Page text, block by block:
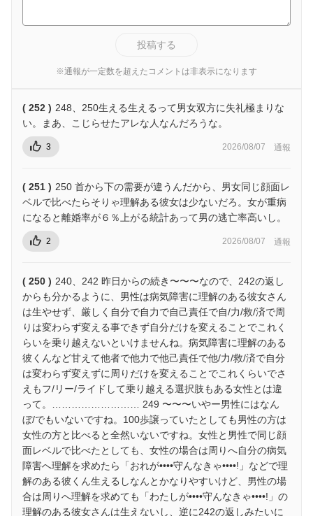
投稿する
※通報が一定数を超えたコメントは非表示になります
( 252 ) 248、250生える生えるって男女双方に失礼極まりな
い。まあ、こじらせたアレな人なんだろうな。
3 2026/08/07 通報
( 251 ) 250 首から下の需要が違うんだから、男女同じ顔面レ
ベルで比べたらそりゃ理解ある彼女は少ないだろ。女が重病
になると離婚率が６％上がる統計あって男の逃亡率高いし。
2 2026/08/07 通報
( 250 ) 240、242 昨日からの続き〜〜〜なので、242の返し
からも分かるように、男性は病気障害に理解のある彼女さん
は生やせず、厳しく自分で自力で自己責任で自/力/救/済で周
りは変わらず変える事できず自分だけを変えることでこれく
らいを乗り越えないといけませんね。病気障害に理解のある
彼くんなど甘えて他者で他力で他己責任で他/力/救/済で自分
は変わらず変えずに周りだけを変えることでこれくらいでさ
えもフ/リー/ライドして乗り越える選択肢もある女性とは違
って。……………………… 249 〜〜〜いやー男性にはなん
ぼ/でもいないですね。100歩譲っていたとしても男性の方は
女性の方と比べると全然いないですね。女性と男性で同じ顔
面レベルで比べたとしても、女性の場合は周りへ自分の病気
障害へ理解を求めたら「おれが••••守んなきゃ••••!」などで理
解のある彼くん生えるしなんとかなりやすいけど、男性の場
合は周りへ理解を求めても「わたしが••••守んなきゃ••••!」の
理解のある彼女さんは生えないし、逆に242の返しみたいに